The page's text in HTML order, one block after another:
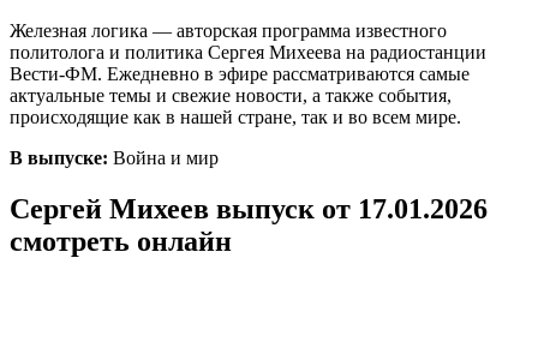
Железная логика — авторская программа известного
политолога и политика Сергея Михеева на радиостанции
Вести-ФМ. Ежедневно в эфире рассматриваются самые
актуальные темы и свежие новости, а также события,
происходящие как в нашей стране, так и во всем мире.
В выпуске: Война и мир
Сергей Михеев выпуск от 17.01.2026
смотреть онлайн